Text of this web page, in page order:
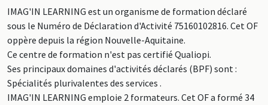
IMAG'IN LEARNING est un organisme de formation déclaré
sous le Numéro de Déclaration d'Activité 75160102816. Cet OF
oppère depuis la région Nouvelle-Aquitaine.
Ce centre de formation n'est pas certifié Qualiopi.
Ses principaux domaines d'activités déclarés (BPF) sont :
Spécialités plurivalentes des services .
IMAG'IN LEARNING emploie 2 formateurs. Cet OF a formé 34